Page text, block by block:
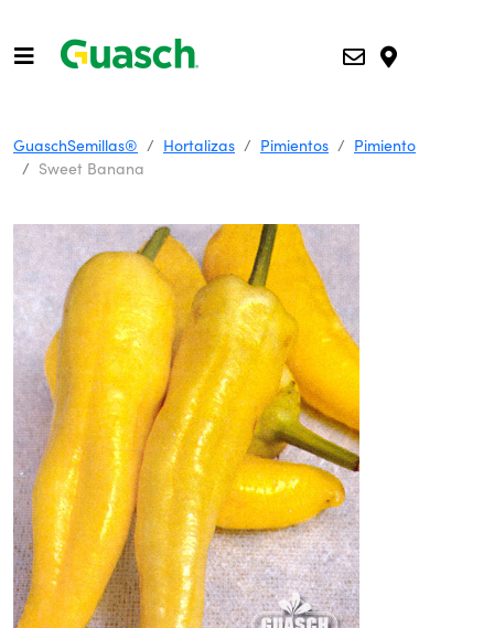
GuaschSemillas® Hortalizas Pimientos
Pimiento
Sweet Banana